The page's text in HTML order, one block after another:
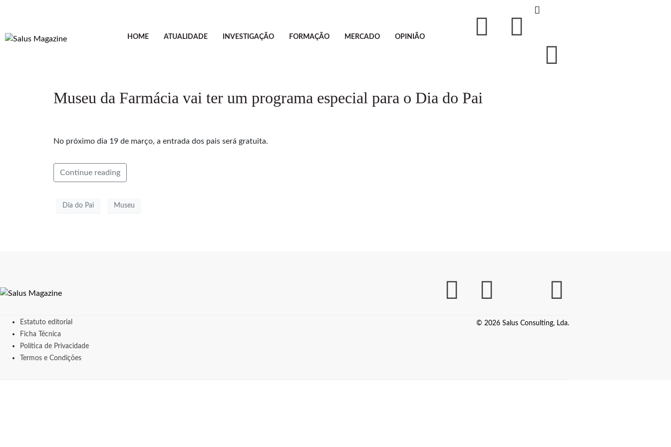
HOME ATUALIDADE INVESTIGAÇÃO FORMAÇÃO MERCADO OPINIÃO
Museu da Farmácia vai ter um programa especial para o Dia do Pai
No próximo dia 19 de março, a entrada dos pais será gratuita.
Continue reading
Dia do Pai Museu
Estatuto editorial
Ficha Técnica
Política de Privacidade
Termos e Condições
© 2026 Salus Consulting, Lda.